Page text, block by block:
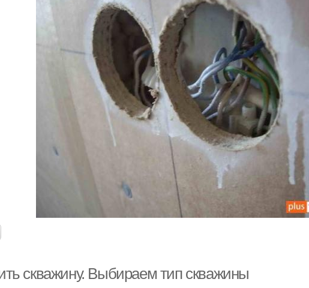
скважину. Выбираем тип скважины